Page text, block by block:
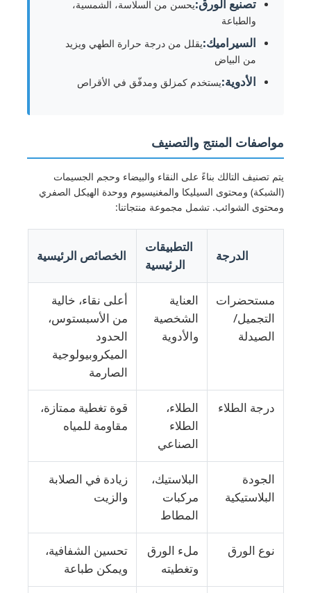
المواد الكيميائية المستخدمة يومياً
تصنيع الورق:يحسن من السلاسة، الشمسية،
والطباعة
السيراميك:يقلل من درجة حرارة الطهي ويزيد
من البياض
الأدوية:يستخدم كمزلق ومدفّق في الأقراص
مواصفات المنتج والتصنيف
يتم تصنيف التالك بناءً على النقاء والبيضاء وحجم الجسيمات
(الشبكة) ومحتوى السيليكا والمغنيسيوم ووحدة الهيكل الصفري
ومحتوى الشوائب. تشمل مجموعة منتجاتنا:
الدرجة
التطبيقات
الرئيسية
الخصائص الرئيسية
مستحضرات
التجميل/
الصيدلة
العناية
الشخصية
والأدوية
أعلى نقاء، خالية
من الأسبستوس،
الحدود
الميكروبيولوجية
الصارمة
درجة الطلاء
الطلاء،
الطلاء
الصناعي
قوة تغطية ممتازة،
مقاومة للمياه
الجودة
البلاستيكية
البلاستيك،
مركبات
المطاط
زيادة في الصلابة
والزيت
نوع الورق
ملء الورق
وتغطيته
تحسين الشفافية،
ويمكن طباعة